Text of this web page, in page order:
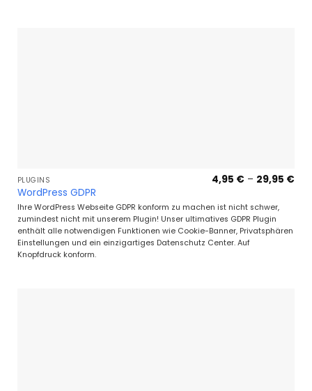
PLUGINS
WordPress GDPR
4,95 € – 29,95 €
Ihre WordPress Webseite GDPR konform zu machen ist nicht schwer,
zumindest nicht mit unserem Plugin! Unser ultimatives GDPR Plugin
enthält alle notwendigen Funktionen wie Cookie-Banner, Privatsphären
Einstellungen und ein einzigartiges Datenschutz Center. Auf
Knopfdruck konform.